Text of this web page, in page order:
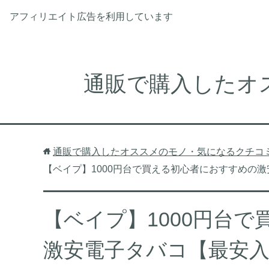
アフィリエイト広告を利用しています
通販で購入した
通販で購入したオススメのモノ・気になるクチコ
【ベイプ】1000円台で買える初心者におすすめの
【ベイプ】1000円台
激安電子タバコ【最安